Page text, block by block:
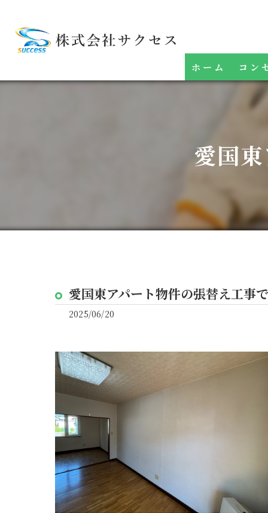
ホーム コン
愛国
愛国東アパート物件の張替え工事
2025/06/20